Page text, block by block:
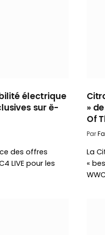
électrique
sur ë-
des offres
LIVE pour les
»
Of
Par
La
«